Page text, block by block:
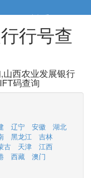
5cm小帮手5cm.cn
行号查
西农业发展银行
码查询
辽宁 安徽
湖北
黑龙江
吉林
古 天津
江西
西藏
澳门